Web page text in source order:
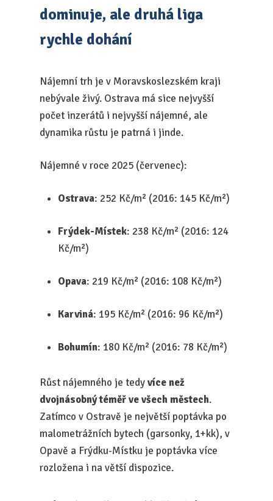
dominuje, ale druhá liga
rychle dohání
Nájemní trh je v Moravskoslezském kraji
nebývale živý. Ostrava má sice nejvyšší
počet inzerátů i nejvyšší nájemné, ale
dynamika růstu je patrná i jinde.
Nájemné v roce 2025 (červenec):
Ostrava: 252 Kč/m² (2016: 145 Kč/m²)
Frýdek-Místek: 238 Kč/m² (2016: 124
Kč/m²)
Opava: 219 Kč/m² (2016: 108 Kč/m²)
Karviná: 195 Kč/m² (2016: 96 Kč/m²)
Bohumín: 180 Kč/m² (2016: 78 Kč/m²)
Růst nájemného je tedyvíce než
dvojnásobný téměř ve všech městech.
Zatímco v Ostravě je největší poptávka po
malometrážních bytech (garsonky, 1+kk), v
Opavě a Frýdku-Místku je poptávka více
rozložena i na větší dispozice.